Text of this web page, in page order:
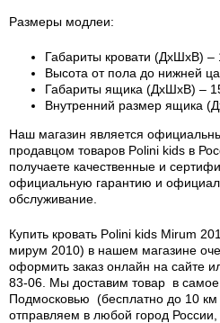
Размеры модлеи:
Габариты кровати (ДхШхВ) –
Высота от пола до нижней
Габариты ящика (ДхШхВ) –
Внутренний размер ящика
Наш магазин является
продавцом товаров Polini kids в
получаете качественные и
официальную гарантию и
обслуживание.
Купить кровать Polini kids Mirum
мирум 2010) в нашем магазине
оформить заказ онлайн на сайте
83-06. Мы доставим товар в
Подмосковью (бесплатно до 10
отправляем в любой город